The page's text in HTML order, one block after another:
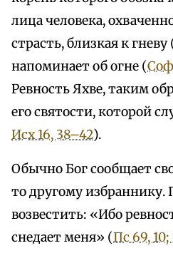
лица человека,
страсть, близкая к гневу
напоминает об огне (Соф
Ревность Яхве, таким
его святости, которой
Исх 16, 38–42).
Обычно Бог сообщает
то другому
возвестить: «Ибо
снедает меня» (Пс 69, 10;